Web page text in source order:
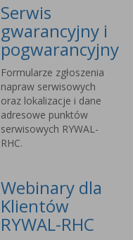
Serwis
gwarancyjny i
pogwarancyjny
Formularze zgłoszenia
napraw serwisowych
oraz lokalizacje i dane
adresowe punktów
serwisowych RYWAL-
RHC.
Webinary dla
Klientów
RYWAL-RHC